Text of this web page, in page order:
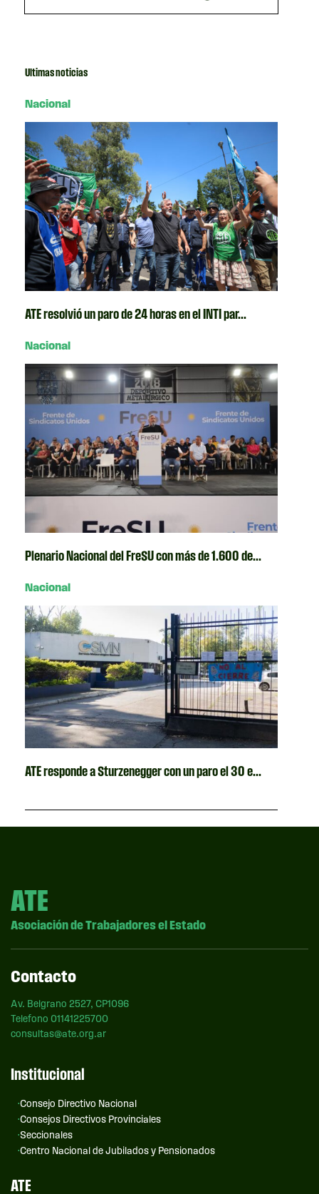
Ultimas noticias
Nacional
ATE resolvió un paro de 24 horas en el INTI par...
Nacional
Plenario Nacional del FreSU con más de 1.600 de...
Nacional
ATE responde a Sturzenegger con un paro el 30 e...
ATE
Asociación de Trabajadores el Estado
Contacto
Av. Belgrano 2527, CP1096
Telefono 01141225700
consultas@ate.org.ar
Institucional
Consejo Directivo Nacional
Consejos Directivos Provinciales
Seccionales
Centro Nacional de Jubilados y Pensionados
ATE